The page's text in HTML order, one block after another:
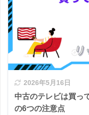
2026年5月16日
中古のテレビは買っ
の6つの注意点